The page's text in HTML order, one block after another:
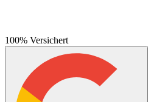
100% Versichert